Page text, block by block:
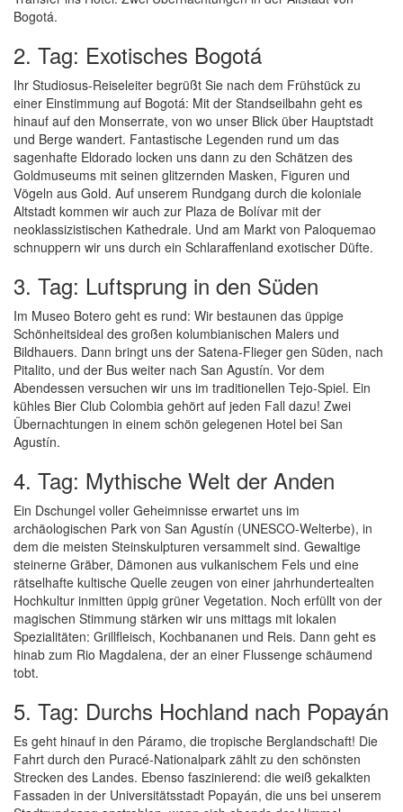
Bogotá.
2. Tag: Exotisches Bogotá
Ihr Studiosus-Reiseleiter begrüßt Sie nach dem Frühstück zu
einer Einstimmung auf Bogotá: Mit der Standseilbahn geht es
hinauf auf den Monserrate, von wo unser Blick über Hauptstadt
und Berge wandert. Fantastische Legenden rund um das
sagenhafte Eldorado locken uns dann zu den Schätzen des
Goldmuseums mit seinen glitzernden Masken, Figuren und
Vögeln aus Gold. Auf unserem Rundgang durch die koloniale
Altstadt kommen wir auch zur Plaza de Bolívar mit der
neoklassizistischen Kathedrale. Und am Markt von Paloquemao
schnuppern wir uns durch ein Schlaraffenland exotischer Düfte.
3. Tag: Luftsprung in den Süden
Im Museo Botero geht es rund: Wir bestaunen das üppige
Schönheitsideal des großen kolumbianischen Malers und
Bildhauers. Dann bringt uns der Satena-Flieger gen Süden, nach
Pitalito, und der Bus weiter nach San Agustín. Vor dem
Abendessen versuchen wir uns im traditionellen Tejo-Spiel. Ein
kühles Bier Club Colombia gehört auf jeden Fall dazu! Zwei
Übernachtungen in einem schön gelegenen Hotel bei San
Agustín.
4. Tag: Mythische Welt der Anden
Ein Dschungel voller Geheimnisse erwartet uns im
archäologischen Park von San Agustín (UNESCO-Welterbe), in
dem die meisten Steinskulpturen versammelt sind. Gewaltige
steinerne Gräber, Dämonen aus vulkanischem Fels und eine
rätselhafte kultische Quelle zeugen von einer jahrhundertealten
Hochkultur inmitten üppig grüner Vegetation. Noch erfüllt von der
magischen Stimmung stärken wir uns mittags mit lokalen
Spezialitäten: Grillfleisch, Kochbananen und Reis. Dann geht es
hinab zum Rio Magdalena, der an einer Flussenge schäumend
tobt.
5. Tag: Durchs Hochland nach Popayán
Es geht hinauf in den Páramo, die tropische Berglandschaft! Die
Fahrt durch den Puracé-Nationalpark zählt zu den schönsten
Strecken des Landes. Ebenso faszinierend: die weiß gekalkten
Fassaden in der Universitätsstadt Popayán, die uns bei unserem